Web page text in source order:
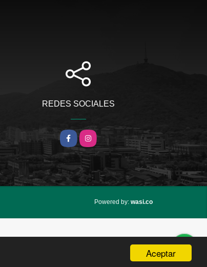
Aceptar
REDES SOCIALES
Facebook
Instagram
Powered by: wasi.co